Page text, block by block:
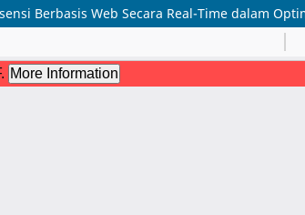
Berbasis Web Secara Real-Time dalam